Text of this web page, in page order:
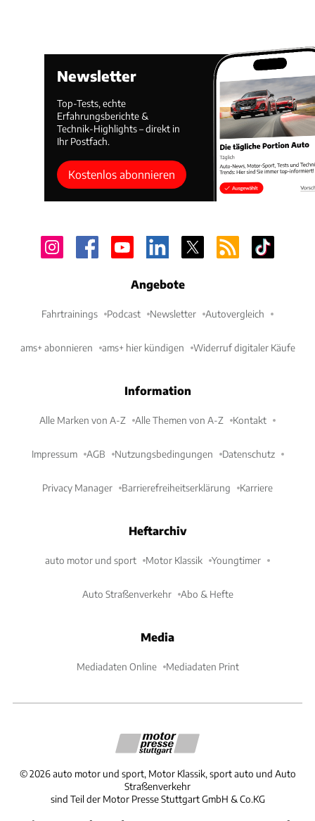
Newsletter
Top-Tests, echte
Erfahrungsberichte &
Technik-Highlights – direkt in
Ihr Postfach.
Kostenlos abonnieren
Angebote
Fahrtrainings Podcast Newsletter Autovergleich
ams+ abonnieren ams+ hier kündigen Widerruf digitaler Käufe
Information
Alle Marken von A-Z Alle Themen von A-Z Kontakt
Impressum AGB Nutzungsbedingungen Datenschutz
Privacy Manager Barrierefreiheitserklärung Karriere
Heftarchiv
auto motor und sport Motor Klassik Youngtimer
Auto Straßenverkehr Abo & Hefte
Media
Mediadaten Online Mediadaten Print
©2026 auto motor und sport, Motor Klassik, sport auto und Auto
Straßenverkehr
sind Teil der Motor Presse Stuttgart GmbH & Co.KG